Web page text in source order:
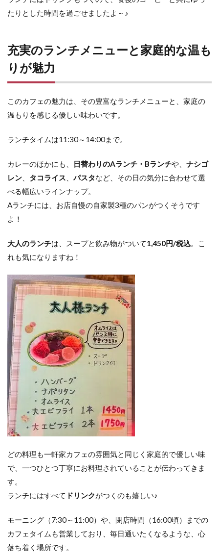
たりとした時間を過ごせましたよ～♪
充実のランチメニューと家庭的な温も
りが魅力
このカフェの魅力は、その豊富なランチメニューと、家庭の
温もりを感じる優しい味わいです。
ランチタイムは11:30～14:00まで。
カレーのほかにも、 日替わりのAランチ・Bランチや、 ナシゴ
レン
タコライス パスタなど、その日の気分に合わせて選
べる幅広いラインナップ。
Aランチには、お店自慢の自家製3種のパンがつくそうです
よ！
大人のランチは、スープと飲み物がついて1,450円/税込。こ
れも気になりますね！
どの料理も一軒家カフェの雰囲気と同じく家庭的で優しい味
で、一つひとつ丁寧にお料理されていることが伝わってきま
す。
ランチにはすべて ドリンクがつくのも嬉しい♪
モーニング（7:30～11:00）や、閉店時間（16:00頃）までの
カフェタイムも営業しており、毎日通いたくなるような、心
落ち着く場所です。